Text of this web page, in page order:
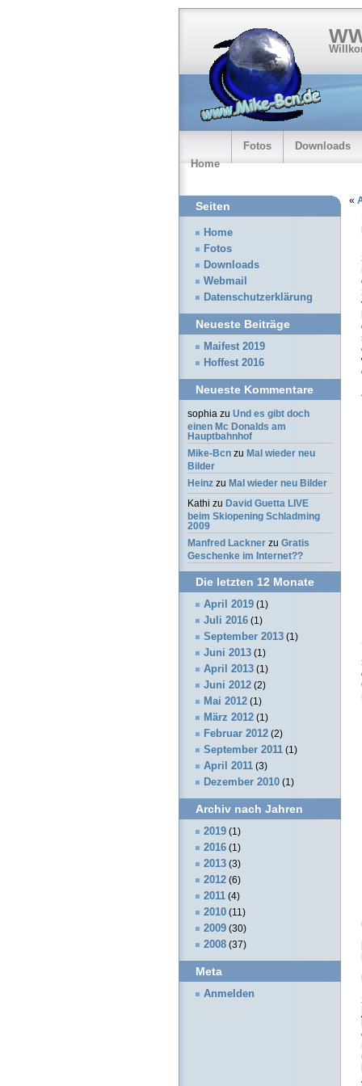
Home
Fotos Downloads
«
Seiten
Home
Fotos
Downloads
Webmail
Datenschutzerklärung
Neueste Beiträge
Maifest 2019
Hoffest 2016
Neueste Kommentare
sophia zu Und es gibt doch
einen Mc Donalds am
Hauptbahnhof
Mike-Bcn zu Mal wieder neu
Bilder
Heinz zu Mal wieder neu Bilder
Kathi zu David Guetta LIVE
beim Skiopening Schladming
2009
Manfred Lackner zu Gratis
Geschenke im Internet??
Die letzten 12 Monate
April 2019 (1)
Juli 2016 (1)
September 2013 (1)
Juni 2013 (1)
April 2013 (1)
Juni 2012 (2)
Mai 2012 (1)
März 2012 (1)
Februar 2012 (2)
September 2011 (1)
April 2011 (3)
Dezember 2010 (1)
Archiv nach Jahren
2019 (1)
2016 (1)
2013 (3)
2012 (6)
2011 (4)
2010 (11)
2009 (30)
2008 (37)
Meta
Anmelden